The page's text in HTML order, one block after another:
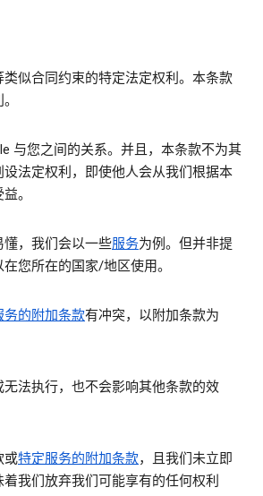
似合同约束的特定法定权利。本条款
与您之间的关系。并且，本条款不为其
设法定权利，即使他人会从我们根据本
。
，我们会以一些服务为例。但并非提
您所在的国家/地区使用。
务的附加条款有冲突，以附加条款为
法执行，也不会影响其他条款的效
或特定服务的附加条款，且我们未立即
我们放弃我们可能享有的任何权利